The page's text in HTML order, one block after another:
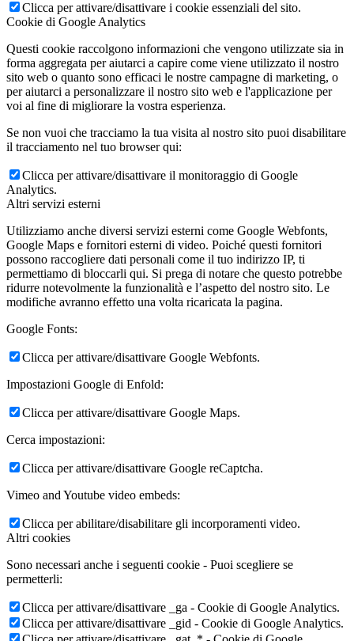
Clicca per attivare/disattivare i cookie essenziali del sito.
Cookie di Google Analytics
Questi cookie raccolgono informazioni che vengono utilizzate sia in
forma aggregata per aiutarci a capire come viene utilizzato il nostro
sito web o quanto sono efficaci le nostre campagne di marketing, o
per aiutarci a personalizzare il nostro sito web e l'applicazione per
voi al fine di migliorare la vostra esperienza.
Se non vuoi che tracciamo la tua visita al nostro sito puoi disabilitare
il tracciamento nel tuo browser qui:
Clicca per attivare/disattivare il monitoraggio di Google
Analytics.
Altri servizi esterni
Utilizziamo anche diversi servizi esterni come Google Webfonts,
Google Maps e fornitori esterni di video. Poiché questi fornitori
possono raccogliere dati personali come il tuo indirizzo IP, ti
permettiamo di bloccarli qui. Si prega di notare che questo potrebbe
ridurre notevolmente la funzionalità e l’aspetto del nostro sito. Le
modifiche avranno effetto una volta ricaricata la pagina.
Google Fonts:
Clicca per attivare/disattivare Google Webfonts.
Impostazioni Google di Enfold:
Clicca per attivare/disattivare Google Maps.
Cerca impostazioni:
Clicca per attivare/disattivare Google reCaptcha.
Vimeo and Youtube video embeds:
Clicca per abilitare/disabilitare gli incorporamenti video.
Altri cookies
Sono necessari anche i seguenti cookie - Puoi scegliere se
permetterli:
Clicca per attivare/disattivare _ga - Cookie di Google Analytics.
Clicca per attivare/disattivare _gid - Cookie di Google Analytics.